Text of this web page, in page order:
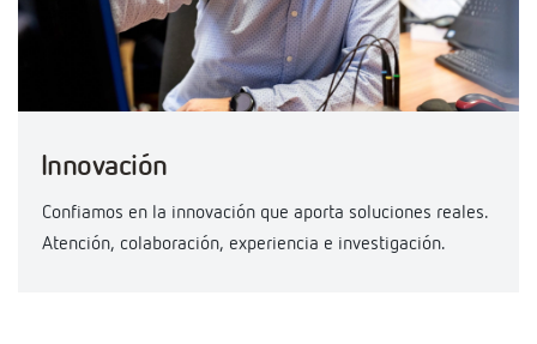
Innovación
Confiamos en la innovación que aporta soluciones reales.
Atención, colaboración, experiencia e investigación.